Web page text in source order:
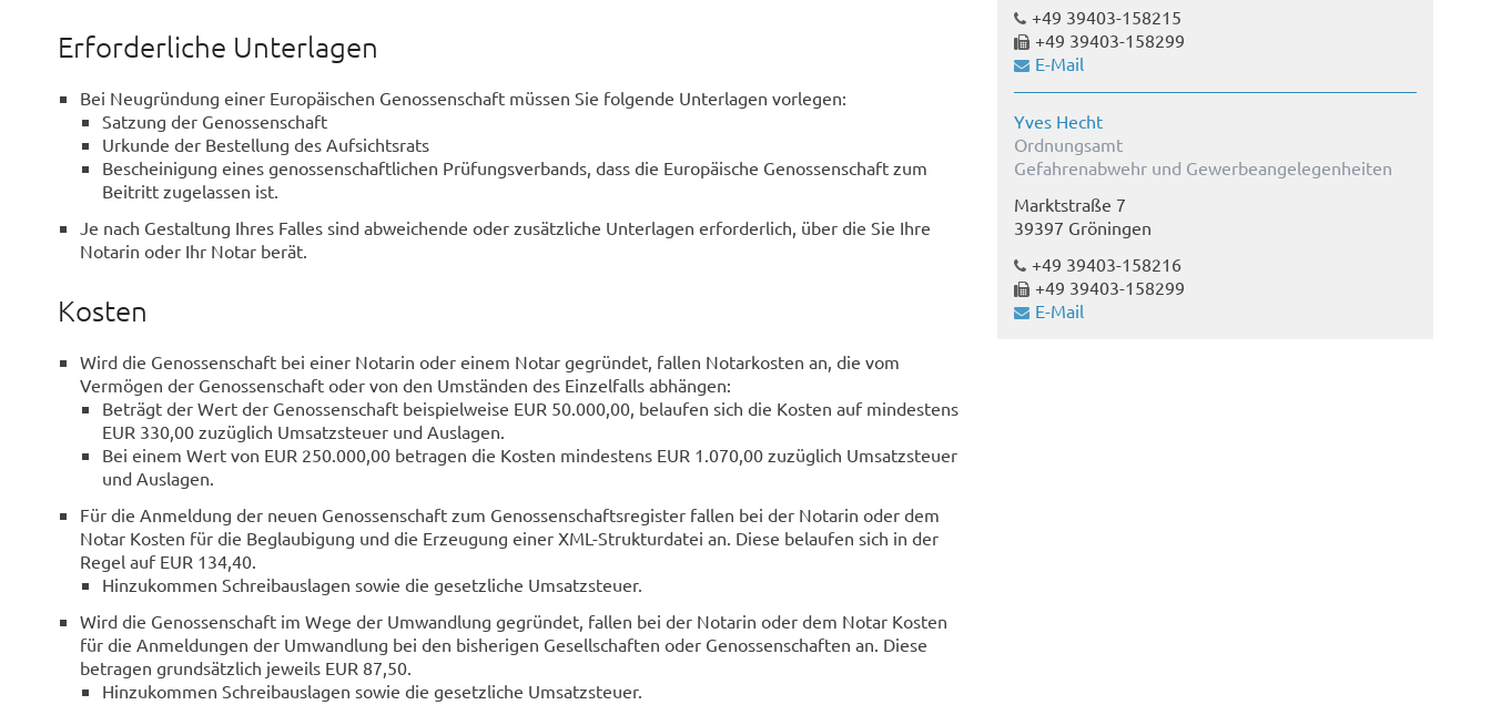
Erforderliche Unterlagen
Bei Neugründung einer Europäischen Genossenschaft müssen Sie folgende Unterlagen vorlegen:
Satzung der Genossenschaft
Urkunde der Bestellung des Aufsichtsrats
Bescheinigung eines genossenschaftlichen Prüfungsverbands, dass die Europäische Genossenschaft zum
Beitritt zugelassen ist.
Je nach Gestaltung Ihres Falles sind abweichende oder zusätzliche Unterlagen erforderlich, über die Sie Ihre
Notarin oder Ihr Notar berät.
Kosten
Wird die Genossenschaft bei einer Notarin oder einem Notar gegründet, fallen Notarkosten an, die vom
Vermögen der Genossenschaft oder von den Umständen des Einzelfalls abhängen:
Beträgt der Wert der Genossenschaft beispielweise EUR 50.000,00, belaufen sich die Kosten auf mindestens
EUR 330,00 zuzüglich Umsatzsteuer und Auslagen.
Bei einem Wert von EUR 250.000,00 betragen die Kosten mindestens EUR 1.070,00 zuzüglich Umsatzsteuer
und Auslagen.
Für die Anmeldung der neuen Genossenschaft zum Genossenschaftsregister fallen bei der Notarin oder dem
Notar Kosten für die Beglaubigung und die Erzeugung einer XML-Strukturdatei an. Diese belaufen sich in der
Regel auf EUR 134,40.
Hinzukommen Schreibauslagen sowie die gesetzliche Umsatzsteuer.
Wird die Genossenschaft im Wege der Umwandlung gegründet, fallen bei der Notarin oder dem Notar Kosten
für die Anmeldungen der Umwandlung bei den bisherigen Gesellschaften oder Genossenschaften an. Diese
betragen grundsätzlich jeweils EUR 87,50.
Hinzukommen Schreibauslagen sowie die gesetzliche Umsatzsteuer.
+49 39403-158215
+49 39403-158299
E-Mail
Yves Hecht
Ordnungsamt
Gefahrenabwehr und Gewerbeangelegenheiten
Marktstraße 7
39397 Gröningen
+49 39403-158216
+49 39403-158299
E-Mail